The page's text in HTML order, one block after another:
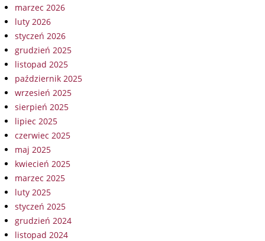
marzec 2026
luty 2026
styczeń 2026
grudzień 2025
listopad 2025
październik 2025
wrzesień 2025
sierpień 2025
lipiec 2025
czerwiec 2025
maj 2025
kwiecień 2025
marzec 2025
luty 2025
styczeń 2025
grudzień 2024
listopad 2024